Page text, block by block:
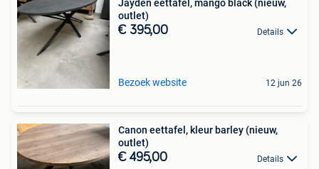
Jayden eettafel, mango black (nieuw,
outlet)
€ 395,00 Details
Bezoek website 12 jun 26
Canon eettafel, kleur barley (nieuw,
outlet)
€ 495,00 Details